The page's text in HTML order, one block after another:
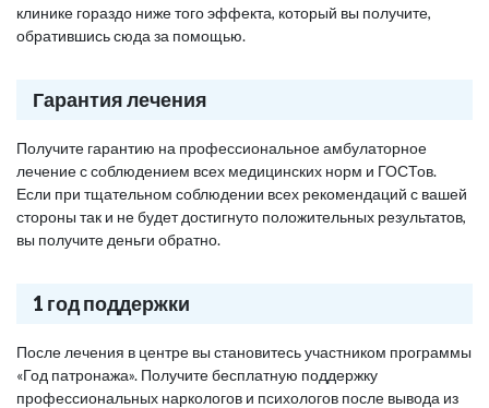
клинике гораздо ниже того эффекта, который вы получите,
обратившись сюда за помощью.
Гарантия лечения
Получите гарантию на профессиональное амбулаторное
лечение с соблюдением всех медицинских норм и ГОСТов.
Если при тщательном соблюдении всех рекомендаций с вашей
стороны так и не будет достигнуто положительных результатов,
вы получите деньги обратно.
1 год поддержки
После лечения в центре вы становитесь участником программы
«Год патронажа». Получите бесплатную поддержку
профессиональных наркологов и психологов после вывода из